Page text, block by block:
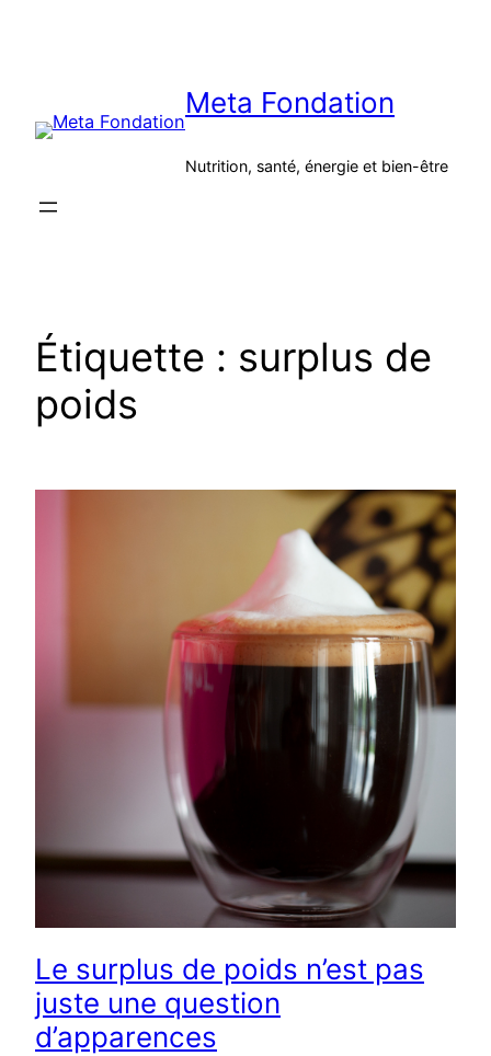
Meta Fondation
Nutrition, santé, énergie et bien-être
Étiquette : surplus de
poids
Le surplus de poids n’est pas
juste une question
d’apparences